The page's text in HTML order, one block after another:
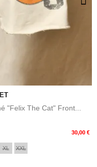
"Felix The Cat" Front...
30,00 €
XL XXL